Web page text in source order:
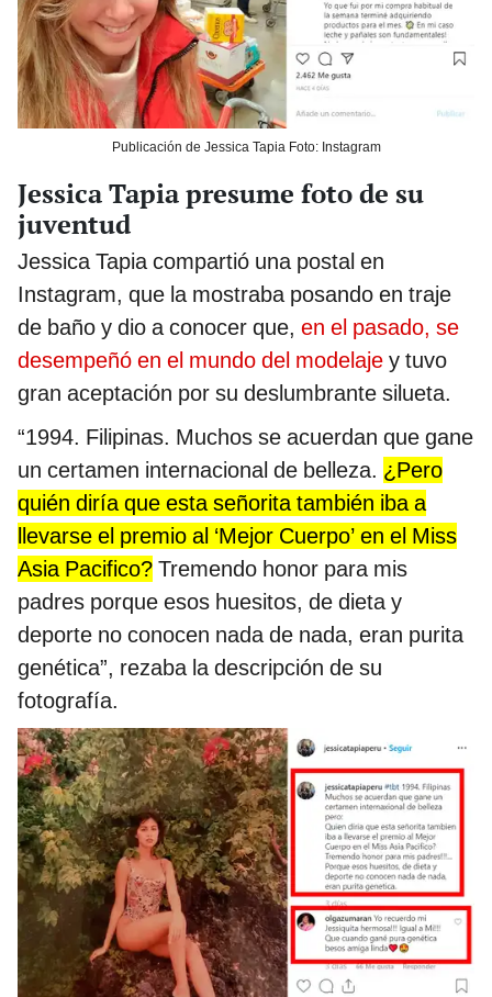
Publicación de Jessica Tapia Foto: Instagram
Jessica Tapia presume foto de su
juventud
Jessica Tapia compartió una postal en
Instagram, que la mostraba posando en traje
de baño y dio a conocer que, en el pasado, se
desempeñó en el mundo del modelaje y tuvo
gran aceptación por su deslumbrante silueta.
“1994. Filipinas. Muchos se acuerdan que gane
un certamen internacional de belleza. ¿Pero
quién diría que esta señorita también iba a
llevarse el premio al ‘Mejor Cuerpo’ en el Miss
Asia Pacifico? Tremendo honor para mis
padres porque esos huesitos, de dieta y
deporte no conocen nada de nada, eran purita
genética”, rezaba la descripción de su
fotografía.